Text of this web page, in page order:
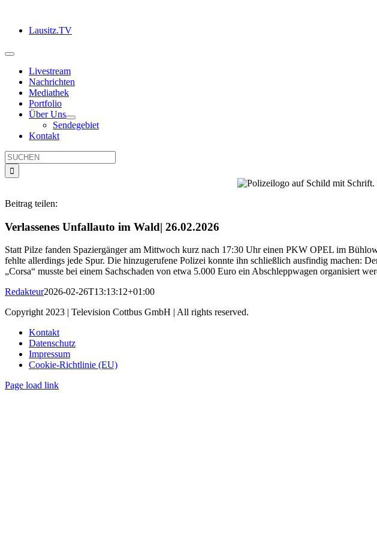
springenLausitz.TV
Toggle
NavigationLivestream
Nachrichten
Mediathek
Portfolio
Über Uns
Sendegebiet
Kontakt
Suche
nach:
Beitrag teilen:
Verlassenes Unfallauto im Wald| 26.02.2026
Statt Pilze fanden Spaziergänger am Mittwoch kurz nach 17:30 Uhr einen PKW OPEL im
fehlte allerdings jede Spur. Die hinzugerufene Polizei konnte ihn schließlich ausfindig machen:
„Corsa“ musste bei einem Sachschaden von etwa 5.000 Euro ein Abschleppwagen organisiert
Redakteur2026-02-26T13:13:12+01:00
Copyright 2023 | Television Cottbus GmbH | All rights reserved.
Kontakt
Datenschutz
Impressum
Cookie-Richtlinie (EU)
Page load link